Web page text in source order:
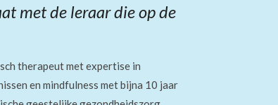
met de leraar die op de
therapeut met expertise in
en mindfulness met bijna 10 jaar